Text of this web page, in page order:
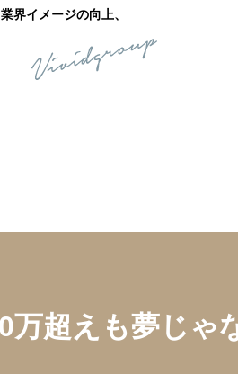
業界イメージの向上、
万超えも夢じゃ